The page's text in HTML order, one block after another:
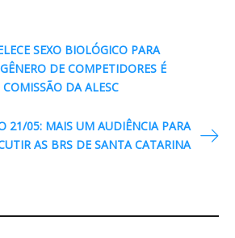
SEXO BIOLÓGICO PARA
DE COMPETIDORES É
DA ALESC
21/05: MAIS UM AUDIÊNCIA PARA
AS BRS DE SANTA CATARINA